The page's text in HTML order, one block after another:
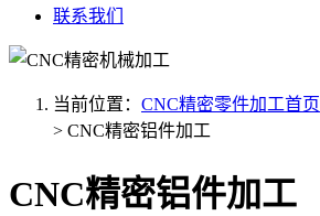
联系我们
当前位置： CNC精密零件加工首页
> CNC精密铝件加工
CNC精密铝件加工